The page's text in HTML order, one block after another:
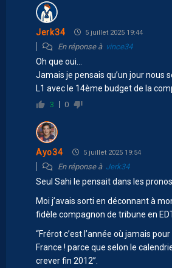
Jerk34 5 juillet 2025 19:44
En réponse à vince34
Oh que oui…
Jamais je pensais qu’un jour nous
L1 avec le 14ème budget de la
3 0
Ayo34 5 juillet 2025 19:54
En réponse à Jerk34
Seul Sahi le pensait dans les pronos
Moi j’avais sorti en déconnant à
fidèle compagnon de tribune en
“Frérot c’est l’année où jamais
France ! parce que selon le
crever fin 2012”.